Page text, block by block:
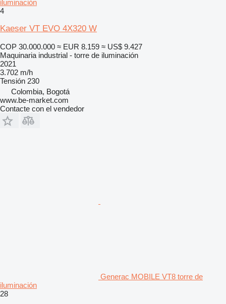
iluminación
4
Kaeser VT EVO 4X320 W
COP 30.000.000 ≈ EUR 8.159 ≈ US$ 9.427
Maquinaria industrial - torre de iluminación
2021
3.702 m/h
Tensión 230
Colombia, Bogotá
www.be-market.com
Contacte con el vendedor
Generac MOBILE VT8 torre de
iluminación
28